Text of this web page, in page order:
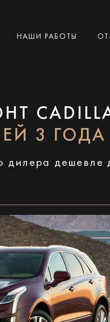
НАШИ РАБОТЫ
3 ГОДА
дилера дешевле